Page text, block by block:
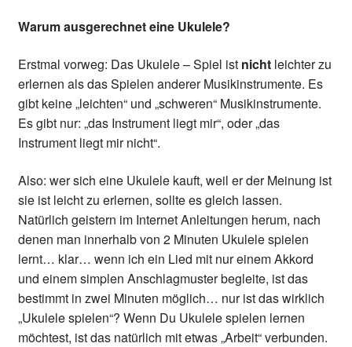
vor Ort – in Leipzig
Kontakt / Impressum / AGB & co
Warum ausgerechnet eine Ukulele?
Erstmal vorweg: Das Ukulele – Spiel ist nichtleichter zu
erlernen als das Spielen anderer Musikinstrumente. Es
gibt keine „leichten“ und „schweren“ Musikinstrumente.
Es gibt nur: „das Instrument liegt mir“, oder „das
Instrument liegt mir nicht“.
Also: wer sich eine Ukulele kauft, weil er der Meinung ist
sie ist leicht zu erlernen, sollte es gleich lassen.
Natürlich geistern im Internet Anleitungen herum, nach
denen man innerhalb von 2 Minuten Ukulele spielen
lernt… klar… wenn ich ein Lied mit nur einem Akkord
und einem simplen Anschlagmuster begleite, ist das
bestimmt in zwei Minuten möglich… nur ist das wirklich
„Ukulele spielen“? Wenn Du Ukulele spielen lernen
möchtest, ist das natürlich mit etwas „Arbeit“ verbunden.